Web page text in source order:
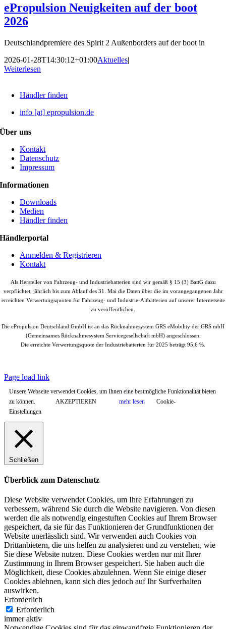
ePropulsion Neuigkeiten auf der boot
2026
Deutschlandpremiere des Spirit 2 Außenborders auf der boot in
2026-01-28T14:30:12+01:00Aktuelles|
Weiterlesen
Händler finden
info [at] epropulsion.de
Über uns
Kontakt
Datenschutz
Impressum
Informationen
Downloads
Medien
Händler finden
Händlerportal
Anmelden & Registrieren
Kontakt
Als Hersteller von Fahrzeug- und Industriebatterien sind wir gemäß § 15 (3) BattG dazu
verpflichtet, jährlich bis zum Ablauf des 31. Mai die Daten über die im vorangegangenen Jahr
erreichten Verwertungsquoten für Fahrzeug- und Industrie-Altbatterien auf unserer Internetseite
zu veröffentlichen.
Die ePropulsion Deutschland GmbH ist an das Rücknahmesystem GRS eMobility der GRS mbH
(Gemeinsames Rücknahmesystem Servicegesellschaft mbH) angeschlossen.
Die erreichte Verwertungsquote der Industriebatterien für 2025 beträgt 95,6 %.
Page load link
Unsere Webseite verwendet Cookies, um Ihnen eine bestmögliche Funktionalität bieten
zu können.
AKZEPTIEREN mehr lesen
Cookie-
Einstellungen
Schließen
Überblick zum Datenschutz
Diese Website verwendet Cookies, um Ihre Erfahrungen zu
verbessern, während Sie durch die Website navigieren. Von diesen
werden die als notwendig eingestuften Cookies auf Ihrem Browser
gespeichert, da sie für das Funktionieren der Grundfunktionen der
Website unerlässlich sind. Wir verwenden auch Cookies von
Drittanbietern, die uns helfen zu analysieren und zu verstehen, wie
Sie diese Website nutzen. Diese Cookies werden nur mit Ihrer
Zustimmung in Ihrem Browser gespeichert. Sie haben auch die
Möglichkeit, diese Cookies abzulehnen. Wenn Sie einige dieser
Cookies ablehnen, kann sich dies jedoch auf Ihr Surfverhalten
auswirken.
Erforderlich
Erforderlich
immer aktiv